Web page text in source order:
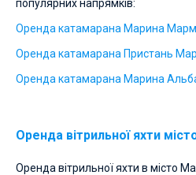
популярних напрямків:
Оренда катамарана Марина
Оренда катамарана Пристань
Оренда катамарана Марина
Оренда вітрильної яхти
Оренда вітрильної яхти в місто